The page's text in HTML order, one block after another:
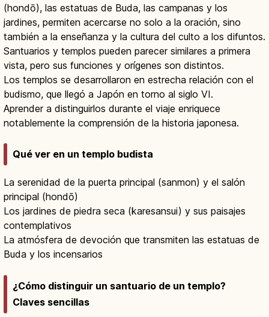
(hondō), las estatuas de Buda, las campanas y los
jardines, permiten acercarse no solo a la oración, sino
también a la enseñanza y la cultura del culto a los difuntos.
Santuarios y templos pueden parecer similares a primera
vista, pero sus funciones y orígenes son distintos.
Los templos se desarrollaron en estrecha relación con el
budismo, que llegó a Japón en torno al siglo VI.
Aprender a distinguirlos durante el viaje enriquece
notablemente la comprensión de la historia japonesa.
Qué ver en un templo budista
La serenidad de la puerta principal (sanmon) y el salón
principal (hondō)
Los jardines de piedra seca (karesansui) y sus paisajes
contemplativos
La atmósfera de devoción que transmiten las estatuas de
Buda y los incensarios
¿Cómo distinguir un santuario de un templo?
Claves sencillas